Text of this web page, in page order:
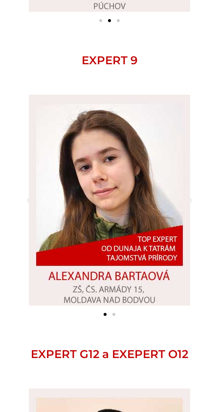
EXPERT 9
EXPERT G12 a EXEPERT O12